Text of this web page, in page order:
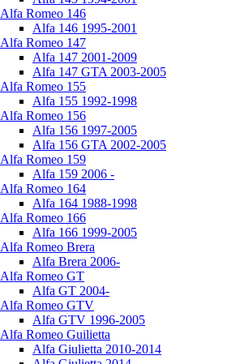
Alfa Romeo 146
Alfa 146 1995-2001
Alfa Romeo 147
Alfa 147 2001-2009
Alfa 147 GTA 2003-2005
Alfa Romeo 155
Alfa 155 1992-1998
Alfa Romeo 156
Alfa 156 1997-2005
Alfa 156 GTA 2002-2005
Alfa Romeo 159
Alfa 159 2006 -
Alfa Romeo 164
Alfa 164 1988-1998
Alfa Romeo 166
Alfa 166 1999-2005
Alfa Romeo Brera
Alfa Brera 2006-
Alfa Romeo GT
Alfa GT 2004-
Alfa Romeo GTV
Alfa GTV 1996-2005
Alfa Romeo Guilietta
Alfa Giulietta 2010-2014